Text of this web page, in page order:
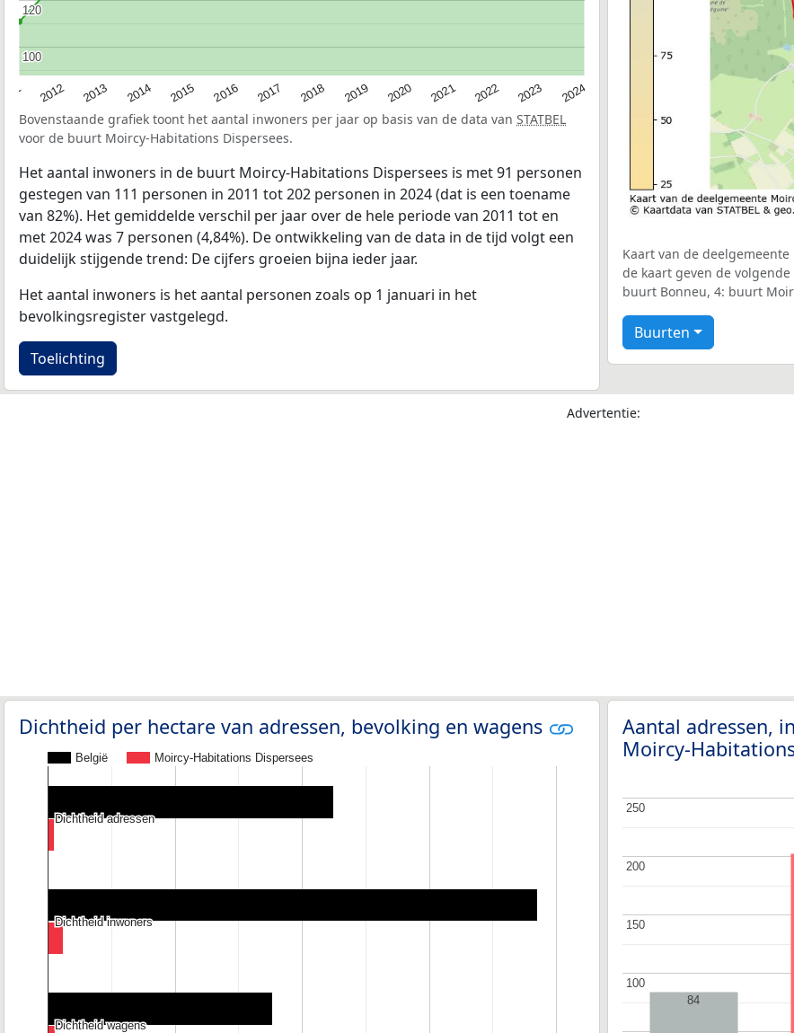
2012 2013 2014 2015 2016 2017 2018 2019 2020 2021 2022 2023 2024
100
100
120
120
Bovenstaande grafiek toont het aantal inwoners per jaar op basis van de data van STATBEL
voor de buurt Moircy-Habitations Dispersees.
Het aantal inwoners in de buurt Moircy-Habitations Dispersees is met 91 personen
gestegen van 111 personen in 2011 tot 202 personen in 2024 (dat is een toename
van 82%). Het gemiddelde verschil per jaar over de hele periode van 2011 tot en
met 2024 was 7 personen (4,84%). De ontwikkeling van de data in de tijd volgt een
duidelijk stijgende trend: De cijfers groeien bijna ieder jaar.
Het aantal inwoners is het aantal personen zoals op 1 januari in het
bevolkingsregister vastgelegd.
Toelichting
Kaart van de
de kaart geven de
buurt Bonneu, 4: buurt
Buurten
Advertentie:
Dichtheid per hectare van adressen, bevolking en wagens
België Moircy-Habitations Dispersees
Dichtheid adressen
Dichtheid adressen
Dichtheid inwoners
Dichtheid inwoners
Dichtheid wagens
Dichtheid wagens
Aantal adressen,
Moircy-
100
100
150
150
200
200
250
250
84